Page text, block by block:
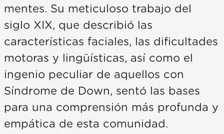
mentes. Su meticuloso trabajo del
siglo XIX, que describió las
características faciales, las dificultades
motoras y lingüísticas, así como el
ingenio peculiar de aquellos con
Síndrome de Down, sentó las bases
para una comprensión más profunda y
empática de esta comunidad.